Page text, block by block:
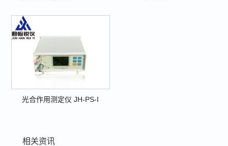
光合作用测定仪 JH-PS-I
相关资讯